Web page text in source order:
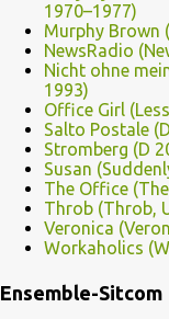
1970–1977)
Murphy Brown
NewsRadio
Nicht ohne
1993)
Office Girl
Salto Postale
Stromberg (D
Susan
The Office
Throb (Throb,
Veronica
Workaholics
Ensemble-Sitcom